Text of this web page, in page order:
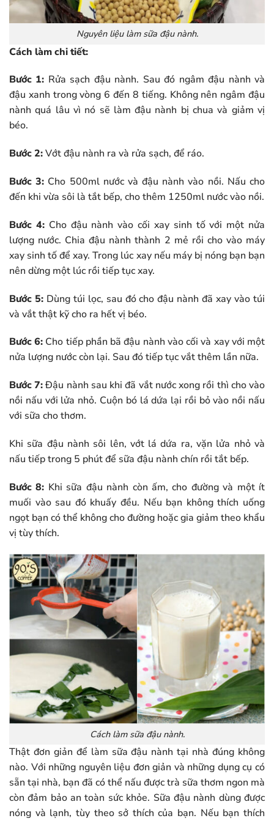
Nguyên liệu làm sữa đậu nành.
Cách làm chi tiết:
Bước 1: Rửa sạch đậu nành. Sau đó ngâm đậu nành và
đậu xanh trong vòng 6 đến 8 tiếng. Không nên ngâm đậu
nành quá lâu vì nó sẽ làm đậu nành bị chua và giảm vị
béo.
Bước 2:Vớt đậu nành ra và rửa sạch, để ráo.
Bước 3: Cho 500ml nước và đậu nành vào nồi. Nấu cho
đến khi vừa sôi là tắt bếp, cho thêm 1250ml nước vào nồi.
Bước 4:Cho đậu nành vào cối xay sinh tố với một nửa
lượng nước. Chia đậu nành thành 2 mẻ rồi cho vào máy
xay sinh tố để xay. Trong lúc xay nếu máy bị nóng bạn bạn
nên dừng một lúc rồi tiếp tục xay.
Bước 5:Dùng túi lọc, sau đó cho đậu nành đã xay vào túi
và vắt thật kỹ cho ra hết vị béo.
Bước 6: Cho tiếp phần bã đậu nành vào cối và xay với một
nửa lượng nước còn lại. Sau đó tiếp tục vắt thêm lần nữa.
Bước 7:Đậu nành sau khi đã vắt nước xong rồi thì cho vào
nồi nấu với lửa nhỏ. Cuộn bó lá dứa lại rồi bỏ vào nồi nấu
với sữa cho thơm.
Khi sữa đậu nành sôi lên, vớt lá dứa ra, vặn lửa nhỏ và
nấu tiếp trong 5 phút để sữa đậu nành chín rồi tắt bếp.
Bước 8: Khi sữa đậu nành còn ấm, cho đường và một ít
muối vào sau đó khuấy đều. Nếu bạn không thích uống
ngọt bạn có thể không cho đường hoặc gia giảm theo khẩu
vị tùy thích.
Cách làm sữa đậu nành.
Thật đơn giản để làm sữa đậu nành tại nhà đúng không
nào. Với những nguyên liệu đơn giản và những dụng cụ có
sẵn tại nhà, bạn đã có thể nấu được trà sữa thơm ngon mà
còn đảm bảo an toàn sức khỏe. Sữa đậu nành dùng được
nóng và lạnh, tùy theo sở thích của bạn. Nếu bạn thích